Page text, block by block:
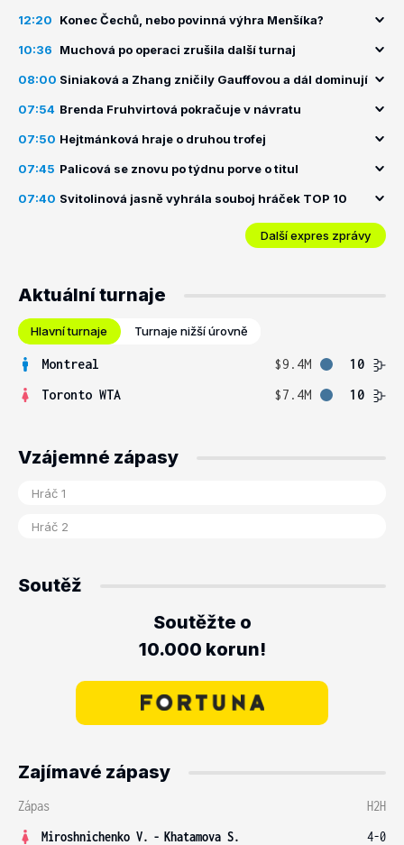
12:20 Konec Čechů, nebo povinná výhra Menšíka?
10:36 Muchová po operaci zrušila další turnaj
08:00 Siniaková a Zhang zničily Gauffovou a dál dominují
07:54 Brenda Fruhvirtová pokračuje v návratu
07:50 Hejtmánková hraje o druhou trofej
07:45 Palicová se znovu po týdnu porve o titul
07:40 Svitolinová jasně vyhrála souboj hráček TOP 10
Další expres zprávy
Aktuální turnaje
Hlavní turnaje Turnaje nižší úrovně
Montreal $9.4M
10
Toronto WTA
$7.4M 10
Vzájemné zápasy
Soutěž
Soutěžte o
10.000 korun!
Zajímavé zápasy
Zápas
H2H
Miroshnichenko V. - Khatamova S.
4-0